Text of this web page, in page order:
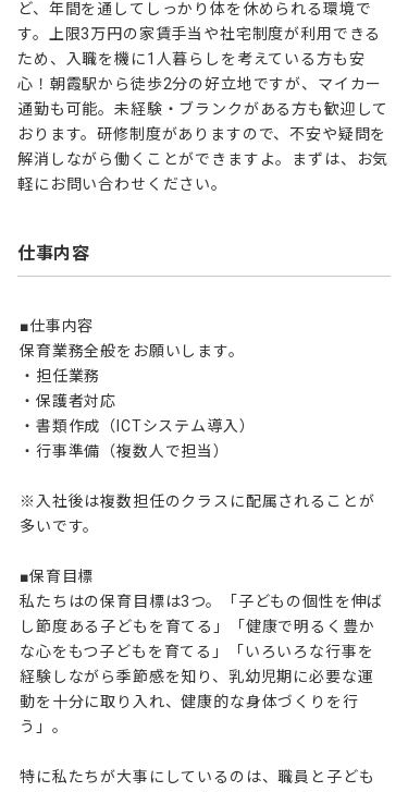
ど、年間を通してしっかり体を休められる環境で
す。上限3万円の家賃手当や社宅制度が利用できる
ため、入職を機に1人暮らしを考えている方も安
心！朝霞駅から徒歩2分の好立地ですが、マイカー
通勤も可能。未経験・ブランクがある方も歓迎して
おります。研修制度がありますので、不安や疑問を
解消しながら働くことができますよ。まずは、お気
軽にお問い合わせください。
仕事内容
■仕事内容
保育業務全般をお願いします。
・担任業務
・保護者対応
・書類作成（ICTシステム導入）
・行事準備（複数人で担当）
※入社後は複数担任のクラスに配属されることが
多いです。
■保育目標
私たちはの保育目標は3つ。「子どもの個性を伸ば
し節度ある子どもを育てる」「健康で明るく豊か
な心をもつ子どもを育てる」「いろいろな行事を
経験しながら季節感を知り、乳幼児期に必要な運
動を十分に取り入れ、健康的な身体づくりを行
う」。
特に私たちが大事にしているのは、職員と子ども